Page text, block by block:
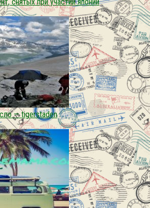
снятых при участии японии
— tigerstaden